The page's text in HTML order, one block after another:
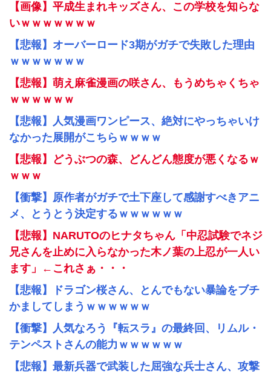
【画像】平成生まれキッズさん、この学校を知らな
いｗｗｗｗｗｗｗ
【悲報】オーバーロード3期がガチで失敗した理由
ｗｗｗｗｗｗｗ
【悲報】萌え麻雀漫画の咲さん、もうめちゃくちゃ
ｗｗｗｗｗｗ
【悲報】人気漫画ワンピース、絶対にやっちゃいけ
なかった展開がこちらｗｗｗｗ
【悲報】どうぶつの森、どんどん態度が悪くなるｗ
ｗｗｗ
【衝撃】原作者がガチで土下座して感謝すべきアニ
メ、とうとう決定するｗｗｗｗｗｗ
【悲報】NARUTOのヒナタちゃん「中忍試験でネジ
兄さんを止めに入らなかった木ノ葉の上忍が一人い
ます」←これさぁ・・・
【悲報】ドラゴン桜さん、とんでもない暴論をブチ
かましてしまうｗｗｗｗｗｗ
【衝撃】人気なろう『転スラ』の最終回、リムル・
テンペストさんの能力ｗｗｗｗｗｗ
【悲報】最新兵器で武装した屈強な兵士さん、攻撃